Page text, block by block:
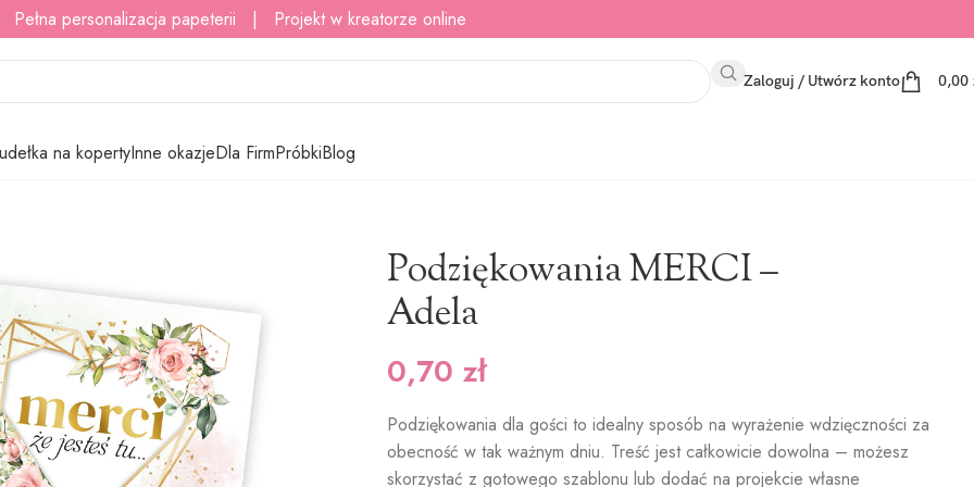
personalizacja papeterii | Projekt w kreatorze online
Zaloguj / Utwórz konto 0,00
na kopertyInne okazjeDla FirmPróbkiBlog
Podziękowania MERCI –
Adela
0,70 zł
Podziękowania dla gości to idealny sposób na wyrażenie wdzięczności za
obecność w tak ważnym dniu. Treść jest całkowicie dowolna – możesz
skorzystać z gotowego szablonu lub dodać na projekcie własne